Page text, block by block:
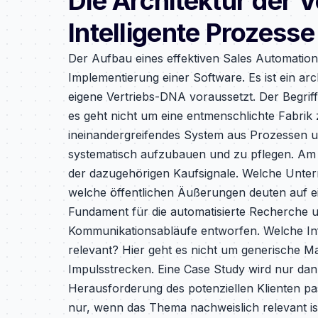
Intelligente
Der Aufbau eines effektiven Sales
Implementierung einer Software. Es ist ein
eigene Vertriebs-DNA voraussetzt. Der
es geht nicht um eine entmenschlichte
ineinandergreifendes System aus Prozessen
systematisch aufzubauen und zu pflegen.
der dazugehörigen Kaufsignale. Welche
welche öffentlichen Äußerungen deuten auf
Fundament für die automatisierte Recherche
Kommunikationsabläufe entworfen. Welche
relevant? Hier geht es nicht um generische
Impulsstrecken. Eine Case Study wird nur
Herausforderung des potenziellen Klienten
nur, wenn das Thema nachweislich relevant